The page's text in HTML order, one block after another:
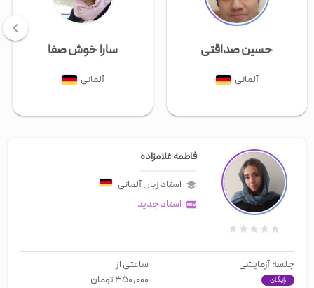
حسین صداقتی
آلمانی
سارا خوش صفا
آلمانی
فاطمه غلامزاده
استاد زبانآلمانی
استاد جدید
جلسه آزمایشی
رایگان
ساعتی از
۳۵۰,۰۰۰تومان